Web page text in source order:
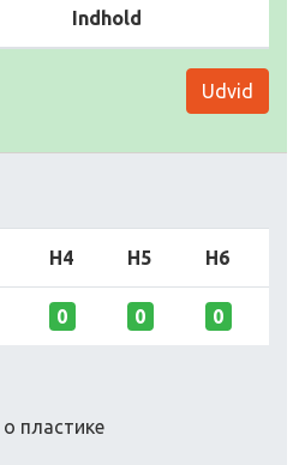
Indhold
Udvid
H4 H5 H6
0 0 0
пластике